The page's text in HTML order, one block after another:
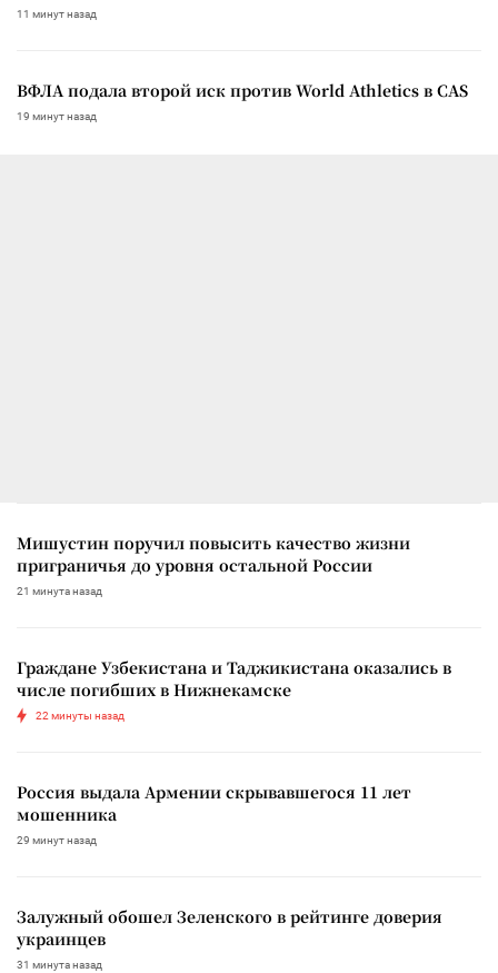
11 минут назад
ВФЛА подала второй иск против World Athletics в CAS
19 минут назад
Мишустин поручил повысить качество жизни
приграничья до уровня остальной России
21 минута назад
Граждане Узбекистана и Таджикистана оказались в
числе погибших в Нижнекамске
22 минуты назад
Россия выдала Армении скрывавшегося 11 лет
мошенника
29 минут назад
Залужный обошел Зеленского в рейтинге доверия
украинцев
31 минута назад